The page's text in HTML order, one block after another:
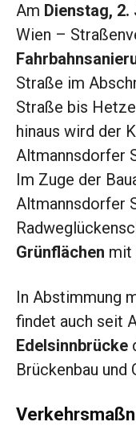
Am Dienstag, 2.
Wien –
Straße im
Straße bis
hinaus wird der
Altmannsdorfer
Im Zuge der
Altmannsdorfer
Grünflächen mit
In Abstimmung
findet auch seit
Edelsinnbrücke
Brückenbau und